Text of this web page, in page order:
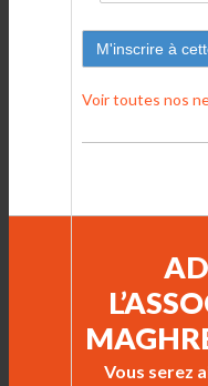
Voir toutes nos
Vous serez